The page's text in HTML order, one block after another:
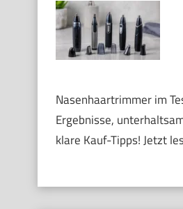
Nasenhaartrimmer im
Ergebnisse,
klare Kauf-Tipps! Jetzt